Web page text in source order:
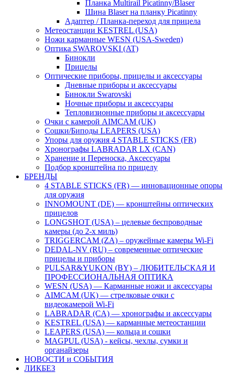
Планка Multirail Picatinny/Blaser
Шина Blaser на планку Picatinny
Адаптер / Планка-переход для прицела
Метеостанции KESTREL (USA)
Ножи карманные WESN (USA-Sweden)
Оптика SWAROVSKI (AT)
Бинокли
Прицелы
Оптические приборы, прицелы и аксессуары
Дневные приборы и аксессуары
Бинокли Swarovski
Ночные приборы и аксессуары
Тепловизионные приборы и аксессуары
Очки с камерой AIMCAM (UK)
Сошки/Биподы LEAPERS (USA)
Упоры для оружия 4 STABLE STICKS (FR)
Хронографы LABRADAR LX (CAN)
Хранение и Переноска, Аксессуары
Подбор кронштейна по прицелу
БРЕНДЫ
4 STABLE STICKS (FR) — инновационные опоры
для оружия
INNOMOUNT (DE) — кронштейны оптических
прицелов
LONGSHOT (USA) – целевые беспроводные
камеры (до 2-х миль)
TRIGGERCAM (ZA) – оружейные камеры Wi-Fi
DEDAL-NV (RU) – современные оптические
прицелы и приборы
PULSAR&YUKON (BY) – ЛЮБИТЕЛЬСКАЯ И
ПРОФЕССИОНАЛЬНАЯ ОПТИКА
WESN (USA) — Карманные ножи и аксессуары
AIMCAM (UK) — стрелковые очки с
видеокамерой Wi-Fi
LABRADAR (CA) — хронографы и аксессуары
KESTREL (USA) — карманные метеостанции
LEAPERS (USA) — кольца и сошки
MAGPUL (USA) - кейсы, чехлы, сумки и
органайзеры
НОВОСТИ и СОБЫТИЯ
ЛИКБЕЗ